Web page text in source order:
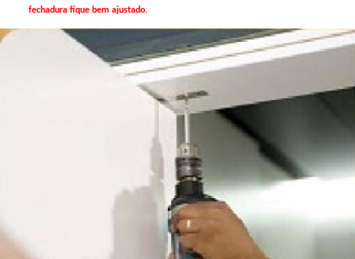
fechadura fique bem ajustado.